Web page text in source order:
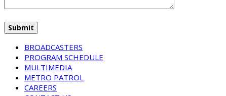
BROADCASTERS
PROGRAM SCHEDULE
MULTIMEDIA
METRO PATROL
CAREERS